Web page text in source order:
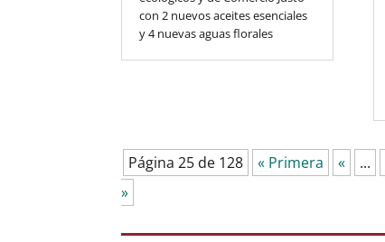
con 2 nuevos aceites esenciales
y 4 nuevas aguas florales
Página 25 de 128 « Primera « ...
»